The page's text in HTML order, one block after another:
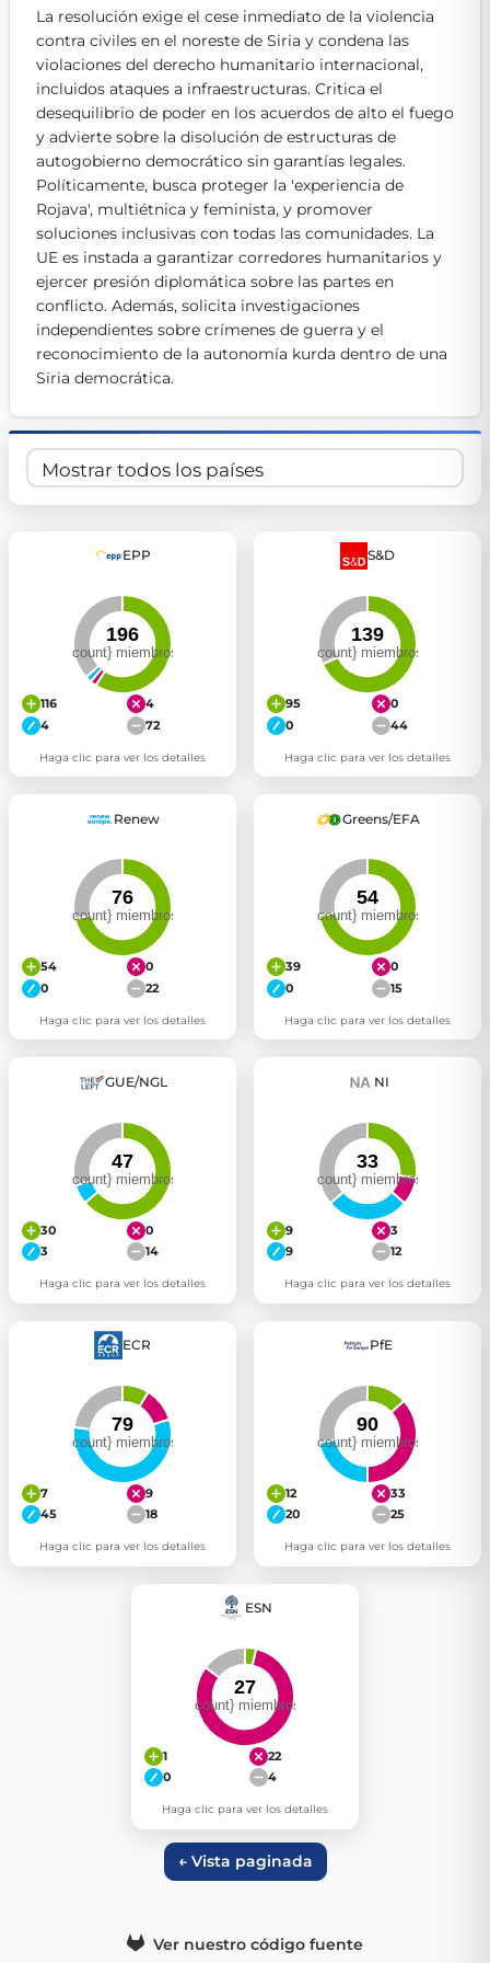
Get Involved
Become a member:Join us to advance digital democracy
Volunteer:Contribute your skills in technology, design,
Support democracy:Help us strengthen accountability
La resolución exige el cese inmediato de la violencia
contra civiles en el noreste de Siria y condena las
violaciones del derecho humanitario internacional,
incluidos ataques a infraestructuras. Critica el
desequilibrio de poder en los acuerdos de alto el fuego
y advierte sobre la disolución de estructuras de
autogobierno democrático sin garantías legales.
Políticamente, busca proteger la 'experiencia de
Rojava', multiétnica y feminista, y promover
soluciones inclusivas con todas las comunidades. La
UE es instada a garantizar corredores humanitarios y
ejercer presión diplomática sobre las partes en
conflicto. Además, solicita investigaciones
independientes sobre crímenes de guerra y el
reconocimiento de la autonomía kurda dentro de una
Siria democrática.
EPP
116
4
4
72
Haga clic para ver los detalles
S&D
95
0
0
44
Haga clic para ver los detalles
Renew
54
0
0
22
Haga clic para ver los detalles
Greens/EFA
39
0
0
15
Haga clic para ver los detalles
GUE/NGL
30
0
3
14
Haga clic para ver los detalles
NI
9
3
9
12
Haga clic para ver los detalles
ECR
7
9
45
18
Haga clic para ver los detalles
PfE
12
33
20
25
Haga clic para ver los detalles
ESN
1
22
0
4
Haga clic para ver los detalles
← Vista paginada
Ver nuestro código fuente